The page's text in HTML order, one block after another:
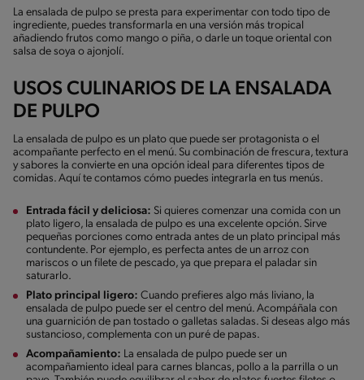
La ensalada de pulpo se presta para experimentar con todo tipo de
ingrediente, puedes transformarla en una versión más tropical
añadiendo frutos como mango o piña, o darle un toque oriental con
salsa de soya o ajonjolí.
USOS CULINARIOS DE LA ENSALADA
DE PULPO
La ensalada de pulpo es un plato que puede ser protagonista o el
acompañante perfecto en el menú. Su combinación de frescura, textura
y sabores la convierte en una opción ideal para diferentes tipos de
comidas. Aquí te contamos cómo puedes integrarla en tus menús.
Entrada fácil y deliciosa: Si quieres comenzar una comida con un
plato ligero, la ensalada de pulpo es una excelente opción. Sirve
pequeñas porciones como entrada antes de un plato principal más
contundente. Por ejemplo, es perfecta antes de un arroz con
mariscos o un filete de pescado, ya que prepara el paladar sin
saturarlo.
Plato principal ligero: Cuando prefieres algo más liviano, la
ensalada de pulpo puede ser el centro del menú. Acompáñala con
una guarnición de pan tostado o galletas saladas. Si deseas algo más
sustancioso, complementa con un puré de papas.
Acompañamiento: La ensalada de pulpo puede ser un
acompañamiento ideal para carnes blancas, pollo a la parrilla o un